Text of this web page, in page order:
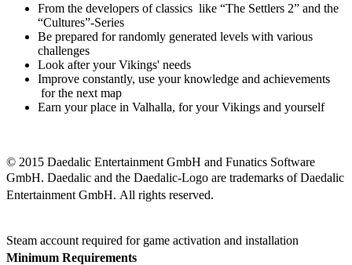
From the developers of classics like “The Settlers 2” and the
“Cultures”-Series
Be prepared for randomly generated levels with various
challenges
Look after your Vikings' needs
Improve constantly, use your knowledge and achievements
for the next map
Earn your place in Valhalla, for your Vikings and yourself
© 2015 Daedalic Entertainment GmbH and Funatics Software
GmbH. Daedalic and the Daedalic-Logo are trademarks of Daedalic
Entertainment GmbH. All rights reserved.
Steam account required for game activation and installation
Minimum Requirements